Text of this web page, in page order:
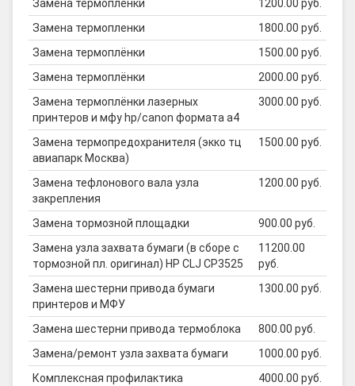
Замена термопленки
1200.00 руб.
Замена термопленки
1800.00 руб.
Замена термоплёнки
1500.00 руб.
Замена термоплёнки
2000.00 руб.
Замена термоплёнки лазерных
принтеров и мфу hp/canon формата а4
3000.00 руб.
Замена термопредохранителя (экко тц
авиапарк Москва)
1500.00 руб.
Замена тефлонового вала узла
закрепления
1200.00 руб.
Замена тормозной площадки
900.00 руб.
Замена узла захвата бумаги (в сборе с
тормозной пл. оригинал) HP CLJ CP3525
11200.00
руб.
Замена шестерни привода бумаги
принтеров и МФУ
1300.00 руб.
Замена шестерни привода термоблока
800.00 руб.
Замена/ремонт узла захвата бумаги
1000.00 руб.
Комплексная профилактика
4000.00 руб.